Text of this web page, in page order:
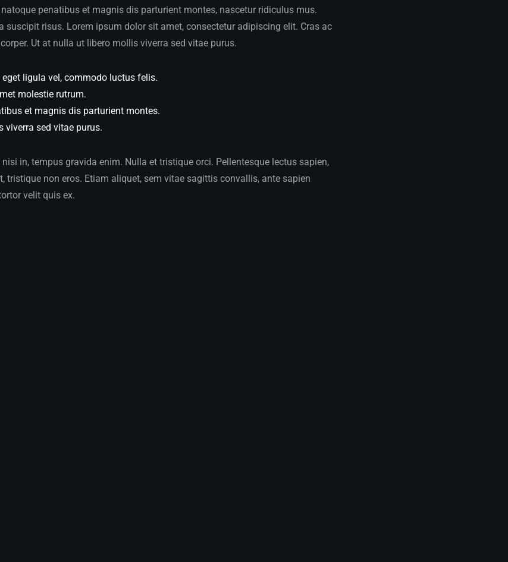
penatibus et magnis dis parturient montes, nascetur ridiculus mus.
suscipit risus. Lorem ipsum dolor sit amet, consectetur adipiscing elit. Cras ac
Ut at nulla ut libero mollis viverra sed vitae purus.
eget ligula vel, commodo luctus felis.
molestie rutrum.
et magnis dis parturient montes.
viverra sed vitae purus.
in, tempus gravida enim. Nulla et tristique orci. Pellentesque lectus sapien,
tristique non eros. Etiam aliquet, sem vitae sagittis convallis, ante sapien
velit quis ex.